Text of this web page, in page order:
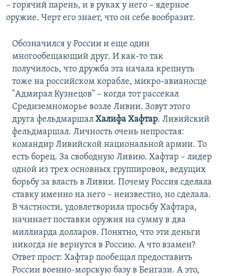
– горячий парень, и в руках у него – ядерное
оружие. Черт его знает, что он себе вообразит.
Обозначился у России и еще один
многообещающий друг. И как-то так
получилось, что дружба эта начала крепнуть
тоже на российском корабле, микро-авианосце
"Адмирал Кузнецов" – когда тот рассекал
Средиземноморье возле Ливии. Зовут этого
друга фельдмаршал Халифа Хафтар. Ливийский
фельдмаршал. Личность очень непростая:
командир Ливийской национальной армии. То
есть борец. За свободную Ливию. Хафтар – лидер
одной из трех основных группировок, ведущих
борьбу за власть в Ливии. Почему Россия сделала
ставку именно на него – неизвестно, но сделала.
В частности, удовлетворила просьбу Хафтара,
начинает поставки оружия на сумму в два
миллиарда долларов. Понятно, что эти деньги
никогда не вернутся в Россию. А что взамен?
Ответ прост: Хафтар пообещал предоставить
России военно-морскую базу в Бенгази. А это,